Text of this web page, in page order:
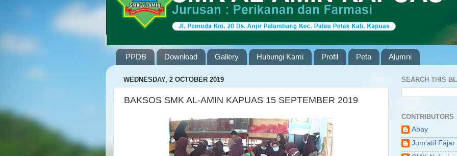
PPDB Download Gallery Hubungi Kami Profil Peta Alumni
WEDNESDAY, 2 OCTOBER 2019
BAKSOS SMK AL-AMIN KAPUAS 15 SEPTEMBER 2019
SEARCH THIS
CONTRIBUTORS
Abay
Jum'atil Fajar